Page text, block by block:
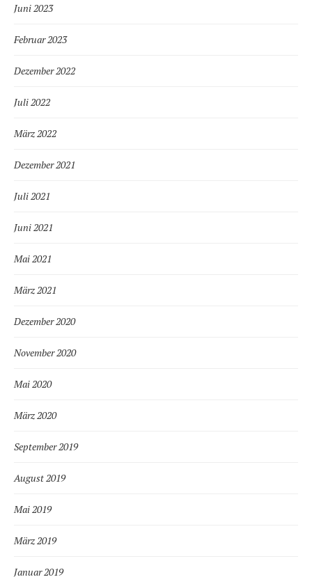
Juni 2023
Februar 2023
Dezember 2022
Juli 2022
März 2022
Dezember 2021
Juli 2021
Juni 2021
Mai 2021
März 2021
Dezember 2020
November 2020
Mai 2020
März 2020
September 2019
August 2019
Mai 2019
März 2019
Januar 2019